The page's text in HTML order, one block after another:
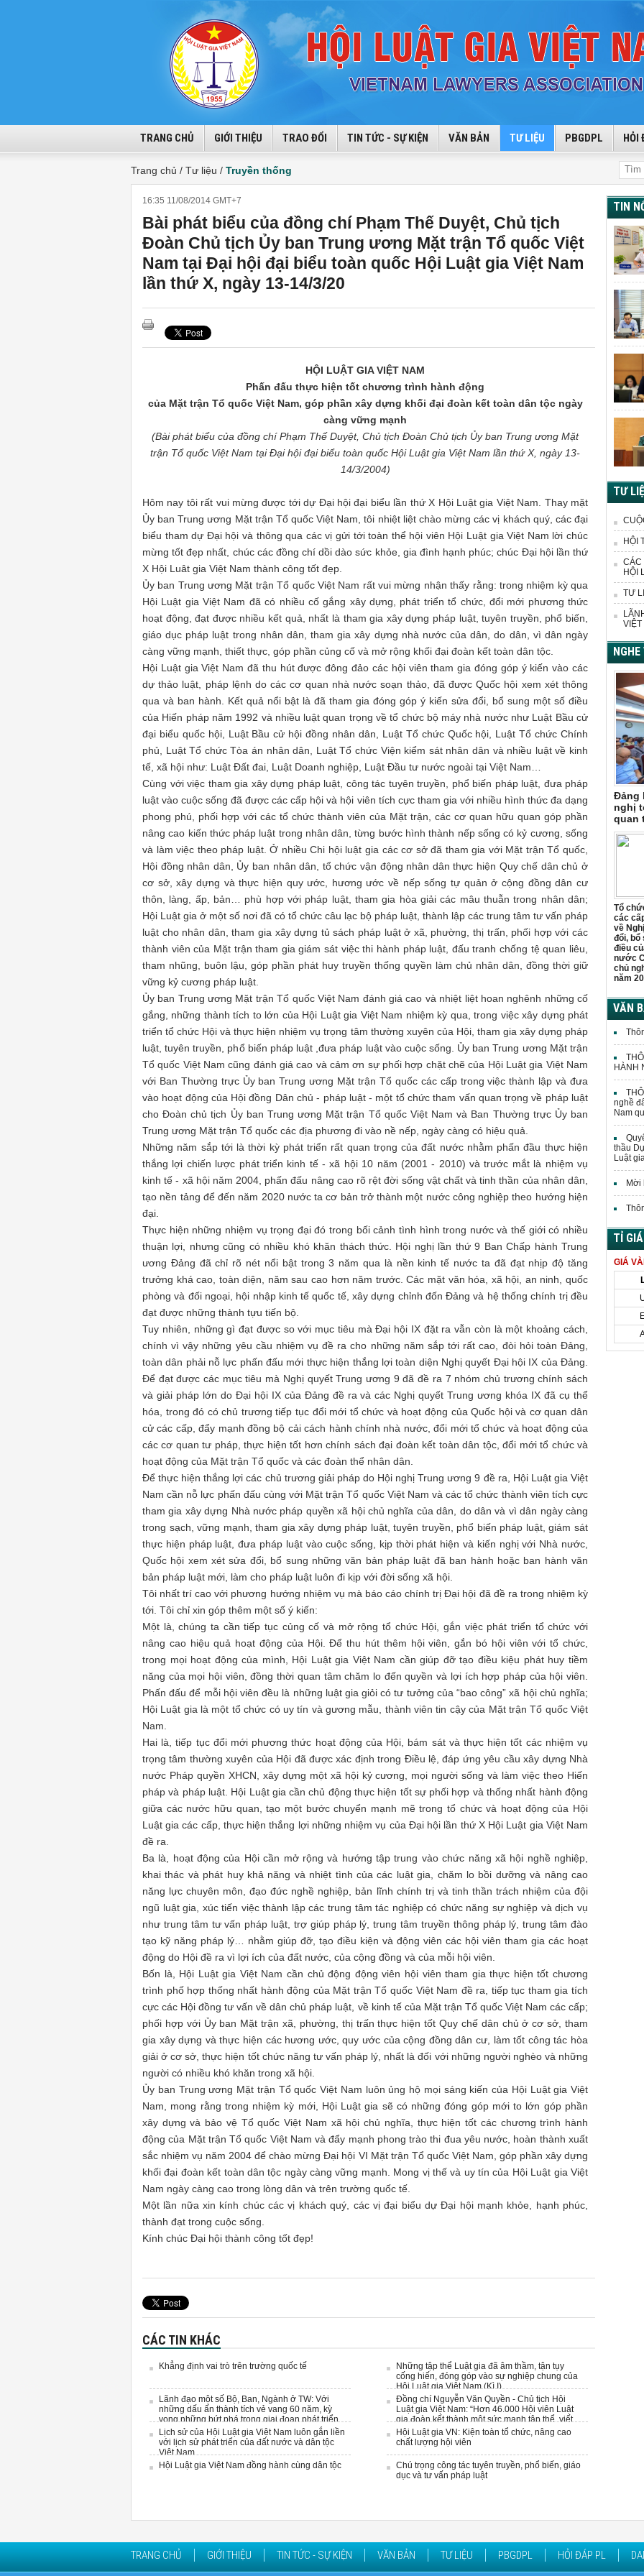
TRANG CHỦ GIỚI THIỆU TRAO ĐỔI TIN TỨC - SỰ KIỆN VĂN BẢN TƯ LIỆU PBGDPL HỎI
Trang chủ / Tư liệu / Truyền thống
16:35 11/08/2014 GMT+7
Bài phát biểu của đồng chí Phạm Thế Duyệt, Chủ tịch
Đoàn Chủ tịch Ủy ban Trung ương Mặt trận Tổ quốc Việt
Nam tại Đại hội đại biểu toàn quốc Hội Luật gia Việt Nam
lần thứ X, ngày 13-14/3/20
HỘI LUẬT GIA VIỆT NAM
Phấn đấu thực hiện tốt chương trình hành động
của Mặt trận Tổ quốc Việt Nam, góp phần xây dựng khối đại đoàn kết toàn dân tộc ngày
càng vững mạnh
(Bài phát biểu của đồng chí Phạm Thế Duyệt, Chủ tịch Đoàn Chủ tịch Ủy ban Trung ương Mặt
trận Tổ quốc Việt Nam tại Đại hội đại biểu toàn quốc Hội Luật gia Việt Nam lần thứ X, ngày 13-
14/3/2004)
Hôm nay tôi rất vui mừng được tới dự Đại hội đại biểu lần thứ X Hội Luật gia Việt Nam. Thay mặt
Ủy ban Trung ương Mặt trận Tổ quốc Việt Nam, tôi nhiệt liệt chào mừng các vị khách quý, các đại
biểu tham dự Đại hội và thông qua các vị gửi tới toàn thể hội viên Hội Luật gia Việt Nam lời chúc
mừng tốt đẹp nhất, chúc các đồng chí dồi dào sức khỏe, gia đình hạnh phúc; chúc Đại hội lần thứ
X Hội Luât gia Việt Nam thành công tốt đẹp.
Ủy ban Trung ương Mặt trận Tổ quốc Việt Nam rất vui mừng nhận thấy rằng: trong nhiệm kỳ qua
Hội Luật gia Việt Nam đã có nhiều cố gắng xây dựng, phát triển tổ chức, đổi mới phương thức
hoạt động, đạt được nhiều kết quả, nhất là tham gia xây dựng pháp luật, tuyên truyền, phổ biến,
giáo dục pháp luật trong nhân dân, tham gia xây dựng nhà nước của dân, do dân, vì dân ngày
càng vững mạnh, thiết thực, góp phần củng cố và mở rộng khối đại đoàn kết toàn dân tộc.
Hội Luật gia Việt Nam đã thu hút được đông đảo các hội viên tham gia đóng góp ý kiến vào các
dự thảo luật, pháp lệnh do các cơ quan nhà nước soạn thảo, đã được Quốc hội xem xét thông
qua và ban hành. Kết quả nổi bật là đã tham gia đóng góp ý kiến sửa đổi, bổ sung một số điều
của Hiến pháp năm 1992 và nhiều luật quan trọng về tổ chức bộ máy nhà nước như Luật Bầu cử
đại biểu quốc hội, Luật Bầu cử hội đồng nhân dân, Luật Tổ chức Quốc hội, Luật Tổ chức Chính
phủ, Luật Tổ chức Tòa án nhân dân, Luật Tổ chức Viện kiểm sát nhân dân và nhiều luật về kinh
tế, xã hội như: Luật Đất đai, Luật Doanh nghiệp, Luật Đầu tư nước ngoài tại Việt Nam…
Cùng với việc tham gia xây dựng pháp luật, công tác tuyên truyền, phổ biến pháp luật, đưa pháp
luật vào cuộc sống đã được các cấp hội và hội viên tích cực tham gia với nhiều hình thức đa dạng
phong phú, phối hợp với các tổ chức thành viên của Mặt trận, các cơ quan hữu quan góp phần
nâng cao kiến thức pháp luật trong nhân dân, từng bước hình thành nếp sống có kỷ cương, sống
và làm việc theo pháp luật. Ở nhiều Chi hội luật gia các cơ sở đã tham gia với Mặt trận Tổ quốc,
Hội đồng nhân dân, Ủy ban nhân dân, tổ chức vận động nhân dân thực hiện Quy chế dân chủ ở
cơ sở, xây dựng và thực hiện quy ước, hương ước về nếp sống tự quản ở cộng đồng dân cư
thôn, làng, ấp, bản… phù hợp với pháp luật, tham gia hòa giải các mâu thuẫn trong nhân dân;
Hội Luật gia ở một số nơi đã có tổ chức câu lạc bộ pháp luật, thành lập các trung tâm tư vấn pháp
luật cho nhân dân, tham gia xây dựng tủ sách pháp luật ở xã, phường, thị trấn, phối hợp với các
thành viên của Mặt trận tham gia giám sát việc thi hành pháp luật, đấu tranh chống tệ quan liêu,
tham nhũng, buôn lậu, góp phần phát huy truyền thống quyền làm chủ nhân dân, đồng thời giữ
vững kỷ cương pháp luật.
Ủy ban Trung ương Mặt trận Tổ quốc Việt Nam đánh giá cao và nhiệt liệt hoan nghênh những cố
gắng, những thành tích to lớn của Hội Luật gia Việt Nam nhiệm kỳ qua, trong việc xây dựng phát
triển tổ chức Hội và thực hiện nhiệm vụ trọng tâm thường xuyên của Hội, tham gia xây dựng pháp
luật, tuyên truyền, phổ biến pháp luật ,đưa pháp luật vào cuộc sống. Ủy ban Trung ương Mặt trận
Tổ quốc Việt Nam cũng đánh giá cao và cảm ơn sự phối hợp chặt chẽ của Hội Luật gia Việt Nam
với Ban Thường trực Ủy ban Trung ương Mặt trận Tổ quốc các cấp trong việc thành lập và đưa
vào hoạt động của Hội đồng Dân chủ - pháp luật - một tổ chức tham vấn quan trọng về pháp luật
cho Đoàn chủ tịch Ủy ban Trung ương Mặt trận Tổ quốc Việt Nam và Ban Thường trực Ủy ban
Trung ương Mặt trận Tổ quốc các địa phương đi vào nề nếp, ngày càng có hiệu quả.
Những năm sắp tới là thời kỳ phát triển rất quan trọng của đất nước nhằm phấn đầu thực hiện
thắng lợi chiến lược phát triển kinh tế - xã hội 10 năm (2001 - 2010) và trước mắt là nhiệm vụ
kinh tế - xã hội năm 2004, phấn đấu nâng cao rõ rệt đời sống vật chất và tinh thần của nhân dân,
tạo nền tảng để đến năm 2020 nước ta cơ bản trở thành một nước công nghiệp theo hướng hiện
đại.
Thực hiện những nhiệm vụ trọng đại đó trong bối cảnh tình hình trong nước và thế giới có nhiều
thuận lợi, nhưng cũng có nhiều khó khăn thách thức. Hội nghị lần thứ 9 Ban Chấp hành Trung
ương Đảng đã chỉ rõ nét nổi bật trong 3 năm qua là nền kinh tế nước ta đã đạt nhịp độ tăng
trưởng khá cao, toàn diện, năm sau cao hơn năm trước. Các mặt văn hóa, xã hội, an ninh, quốc
phòng và đối ngoại, hội nhập kinh tế quốc tế, xây dựng chỉnh đốn Đảng và hệ thống chính trị đều
đạt được những thành tựu tiến bộ.
Tuy nhiên, những gì đạt được so với mục tiêu mà Đại hội IX đặt ra vẫn còn là một khoảng cách,
chính vì vậy những yêu cầu nhiệm vụ đề ra cho những năm sắp tới rất cao, đòi hỏi toàn Đảng,
toàn dân phải nỗ lực phấn đấu mới thực hiện thắng lợi toàn diện Nghị quyết Đại hội IX của Đảng.
Để đạt được các mục tiêu mà Nghị quyết Trung ương 9 đã đề ra 7 nhóm chủ trương chính sách
và giải pháp lớn do Đại hội IX của Đảng đề ra và các Nghị quyết Trung ương khóa IX đã cụ thể
hóa, trong đó có chủ trương tiếp tục đổi mới tổ chức và hoạt động của Quốc hội và cơ quan dân
cử các cấp, đẩy mạnh đồng bộ cải cách hành chính nhà nước, đổi mới tổ chức và hoạt động của
các cơ quan tư pháp, thực hiện tốt hơn chính sách đại đoàn kết toàn dân tộc, đổi mới tổ chức và
hoạt động của Mặt trận Tổ quốc và các đoàn thể nhân dân.
Để thực hiện thắng lợi các chủ trương giải pháp do Hội nghị Trung ương 9 đề ra, Hội Luật gia Việt
Nam cần nỗ lực phấn đấu cùng với Mặt trận Tổ quốc Việt Nam và các tổ chức thành viên tích cực
tham gia xây dựng Nhà nước pháp quyền xã hội chủ nghĩa của dân, do dân và vì dân ngày càng
trong sạch, vững mạnh, tham gia xây dựng pháp luật, tuyên truyền, phổ biến pháp luật, giám sát
thực hiện pháp luật, đưa pháp luật vào cuộc sống, kịp thời phát hiện và kiến nghị với Nhà nước,
Quốc hội xem xét sửa đổi, bổ sung những văn bản pháp luật đã ban hành hoặc ban hành văn
bản pháp luật mới, làm cho pháp luật luôn đi kịp với đời sống xã hội.
Tôi nhất trí cao với phương hướng nhiệm vụ mà báo cáo chính trị Đại hội đã đề ra trong nhiệm kỳ
tới. Tôi chỉ xin góp thêm một số ý kiến:
Một là, chúng ta cần tiếp tục củng cố và mở rộng tổ chức Hội, gắn việc phát triển tổ chức với
nâng cao hiệu quả hoạt động của Hội. Để thu hút thêm hội viên, gắn bó hội viên với tổ chức,
trong mọi hoạt động của mình, Hội Luật gia Việt Nam cần giúp đỡ tạo điều kiệu phát huy tiềm
năng của mọi hội viên, đồng thời quan tâm chăm lo đến quyền và lợi ích hợp pháp của hội viên.
Phấn đấu để mỗi hội viên đều là những luật gia giỏi có tư tưởng của “bao công” xã hội chủ nghĩa;
Hội Luật gia là một tổ chức có uy tín và gương mẫu, thành viên tin cậy của Mặt trận Tổ quốc Việt
Nam.
Hai là, tiếp tục đổi mới phương thức hoạt động của Hội, bám sát và thực hiện tốt các nhiệm vụ
trọng tâm thường xuyên của Hội đã được xác định trong Điều lệ, đáp ứng yêu cầu xây dựng Nhà
nước Pháp quyền XHCN, xây dựng một xã hội kỷ cương, mọi người sống và làm việc theo Hiến
pháp và pháp luật. Hội Luật gia cần chủ động thực hiện tốt sự phối hợp và thống nhất hành động
giữa các nước hữu quan, tạo một bước chuyển mạnh mẽ trong tổ chức và hoạt động của Hội
Luật gia các cấp, thực hiện thắng lợi những nhiệm vụ của Đại hội lần thứ X Hội Luật gia Việt Nam
đề ra.
Ba là, hoạt động của Hội cần mở rộng và hướng tập trung vào chức năng xã hội nghề nghiệp,
khai thác và phát huy khả năng và nhiệt tình của các luật gia, chăm lo bồi dưỡng và nâng cao
năng lực chuyên môn, đạo đức nghề nghiệp, bản lĩnh chính trị và tinh thần trách nhiệm của đội
ngũ luật gia, xúc tiến việc thành lập các trung tâm tác nghiệp có chức năng sự nghiệp và dịch vụ
như trung tâm tư vấn pháp luật, trợ giúp pháp lý, trung tâm truyền thông pháp lý, trung tâm đào
tạo kỹ năng pháp lý… nhằm giúp đỡ, tạo điều kiện và động viên các hội viên tham gia các hoạt
động do Hội đề ra vì lợi ích của đất nước, của cộng đồng và của mỗi hội viên.
Bốn là, Hội Luật gia Việt Nam cần chủ động động viên hội viên tham gia thực hiện tốt chương
trình phố hợp thống nhất hành động của Mặt trận Tổ quốc Việt Nam đề ra, tiếp tục tham gia tích
cực các Hội đồng tư vấn về dân chủ pháp luật, về kinh tế của Mặt trận Tổ quốc Việt Nam các cấp;
phối hợp với Ủy ban Mặt trận xã, phường, thị trấn thực hiện tốt Quy chế dân chủ ở cơ sở, tham
gia xây dựng và thực hiện các hương ước, quy ước của cộng đồng dân cư, làm tốt công tác hòa
giải ở cơ sở, thực hiện tốt chức năng tư vấn pháp lý, nhất là đối với những người nghèo và những
người có nhiều khó khăn trong xã hội.
Ủy ban Trung ương Mặt trận Tổ quốc Việt Nam luôn ủng hộ mọi sáng kiến của Hội Luật gia Việt
Nam, mong rằng trong nhiệm kỳ mới, Hội Luật gia sẽ có những đóng góp mới to lớn góp phần
xây dựng và bảo vệ Tổ quốc Việt Nam xã hội chủ nghĩa, thực hiện tốt các chương trình hành
động của Mặt trận Tổ quốc Việt Nam và đẩy mạnh phong trào thi đua yêu nước, hoàn thành xuất
sắc nhiệm vụ năm 2004 để chào mừng Đại hội VI Mặt trận Tổ quốc Việt Nam, góp phần xây dựng
khối đại đoàn kết toàn dân tộc ngày càng vững mạnh. Mong vị thế và uy tín của Hội Luật gia Việt
Nam ngày càng cao trong lòng dân và trên trường quốc tế.
Một lần nữa xin kính chúc các vị khách quý, các vị đại biểu dự Đại hội mạnh khỏe, hạnh phúc,
thành đạt trong cuộc sống.
Kính chúc Đại hội thành công tốt đẹp!
CÁC TIN KHÁC
Khẳng định vai trò trên trường quốc tế
Lãnh đạo một số Bộ, Ban, Ngành ở TW: Với
những dấu ấn thành tích vẻ vang 60 năm, kỳ
vọng những bứt phá trong giai đoạn phát triển
mới của HLGVN ( *)
Lịch sử của Hội Luật gia Việt Nam luôn gắn liền
với lịch sử phát triển của đất nước và dân tộc
Việt Nam
Hội Luật gia Việt Nam đồng hành cùng dân tộc
Những tập thể Luật gia đã âm thầm, tận tụy
cống hiến, đóng góp vào sự nghiệp chung của
Hội Luật gia Việt Nam (Kì I)
Đồng chí Nguyễn Văn Quyền - Chủ tịch Hội
Luật gia Việt Nam: “Hơn 46.000 Hội viên Luật
gia đoàn kết thành một sức mạnh tập thể, viết
tiếp những trang sử vẻ vang của Hội, phát huy
trí tuệ tham
Hội Luật gia VN: Kiện toàn tổ chức, nâng cao
chất lượng hội viên
Chú trọng công tác tuyên truyền, phổ biến, giáo
dục và tư vấn pháp luật
TIN
TƯ
HỘI
CÁC
HỘI
TƯ
VIỆT
Đảng
nghị
quan
Tổ
các
về
đổi, bổ
điều
nước
chủ
năm
VĂN
HÀNH
nghề
Nam
thầu
Luật
Mời
TỈ
GIÁ
TRANG CHỦ GIỚI THIỆU TIN TỨC - SỰ KIỆN VĂN BẢN TƯ LIỆU PBGDPL HỎI ĐÁP PL